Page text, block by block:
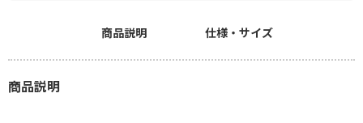
商品説明 仕様・サイズ
商品説明